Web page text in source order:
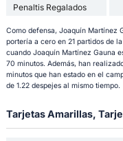
Penaltis Regalados
Como defensa, Joaquín Martínez
portería a cero en 21 partidos de
cuando Joaquín Martínez Gauna
70 minutos. Además, han
minutos que han estado en el
de 1.22 despejes al mismo tiempo.
Tarjetas Amarillas,